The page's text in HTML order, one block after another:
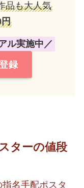
品も大人気
ル実施中／
録
ターの値段
名手配ポスタ